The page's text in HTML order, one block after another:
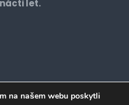
let.
na našem webu poskytli